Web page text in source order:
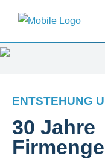
ENTSTEHUNG
30 Jahre